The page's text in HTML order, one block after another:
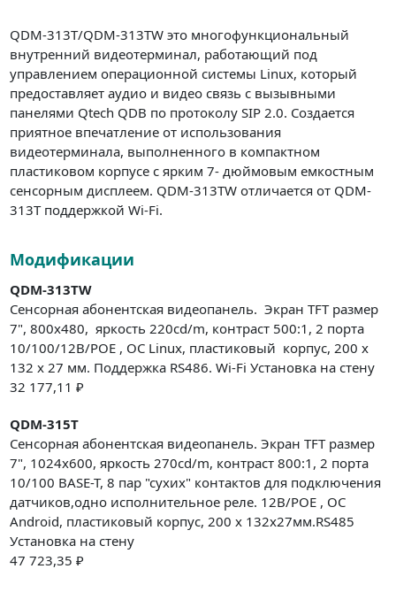
QDM-313T/QDM-313TW это многофункциональный
внутренний видеотерминал, работающий под
управлением операционной системы Linux, который
предоставляет аудио и видео связь с вызывными
панелями Qtech QDB по протоколу SIP 2.0. Создается
приятное впечатление от использования
видеотерминала, выполненного в компактном
пластиковом корпусе с ярким 7- дюймовым емкостным
сенсорным дисплеем. QDM-313TW отличается от QDM-
313T поддержкой Wi-Fi.
Модификации
QDM-313TW
Сенсорная абонентская видеопанель. Экран TFT размер
7", 800x480, яркость 220cd/m, контраст 500:1, 2 порта
10/100/12В/POE , ОС Linux, пластиковый корпус, 200 x
132 x 27 мм. Поддержка RS486. Wi-Fi Установка на стену
32 177,11 ₽
QDM-315T
Сенсорная абонентская видеопанель. Экран TFT размер
7", 1024х600, яркость 270cd/m, контраст 800:1, 2 порта
10/100 BASE-T, 8 пар "сухих" контактов для подключения
датчиков,одно исполнительное реле. 12В/POE , ОС
Android, пластиковый корпус, 200 x 132х27мм.RS485
Установка на стену
47 723,35 ₽